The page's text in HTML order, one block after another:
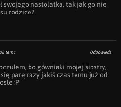
swojego nastolatka, tak jak go nie
rodzice?
temu Odpowiedz
bo gówniaki mojej siostry,
parę razy jakiś czas temu już od
:P